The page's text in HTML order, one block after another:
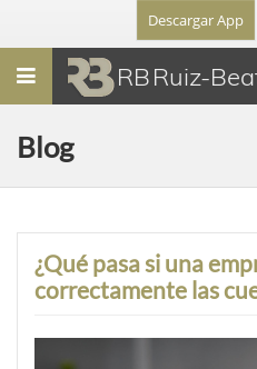
Descargar App
Menú RB Ruiz-
Blog
¿Qué pasa si una
correctamente las